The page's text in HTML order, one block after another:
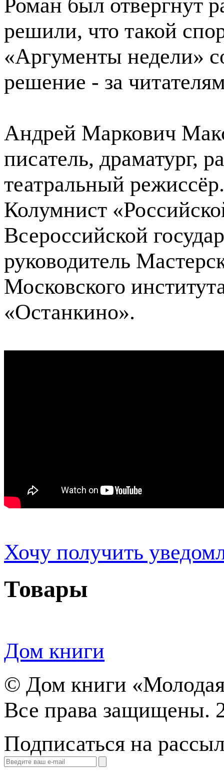
Роман был отвергнут
решили, что такой
«Аргументы недели»
решение - за
Андрей Маркович
писатель, драматург,
театральный режиссёр.
Колумнист
Всероссийской
руководитель
Московского
«Останкино».
Хочу получить
Товары
Дом книги
© Дом книги
Все права защищены.
Подписаться на